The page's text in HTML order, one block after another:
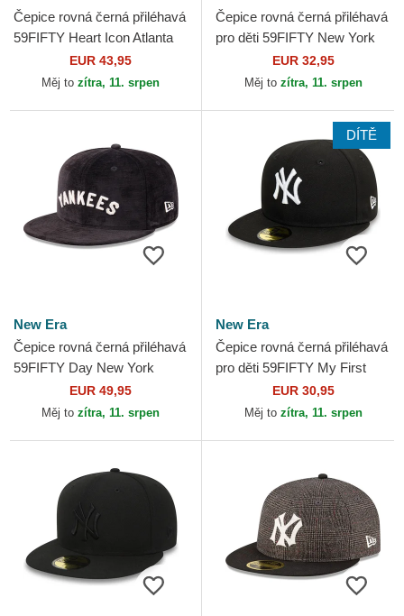
Čepice rovná černá přiléhavá
59FIFTY Heart Icon Atlanta
Braves MLB New Era
EUR 43,95
Měj to zítra, 11. srpen
Čepice rovná černá přiléhavá
pro děti 59FIFTY New York
Yankees MLB New Era
EUR 32,95
Měj to zítra, 11. srpen
New Era
Čepice rovná černá přiléhavá
59FIFTY Day New York
Yankees MLB New Era
EUR 49,95
Měj to zítra, 11. srpen
DÍTĚ
New Era
Čepice rovná černá přiléhavá
pro děti 59FIFTY My First
New York Yankees MLB New
EUR 30,95
Měj to zítra, 11. srpen